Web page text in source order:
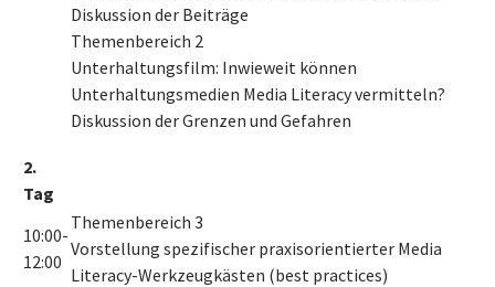
Diskussion der Beiträge
Themenbereich 2
Unterhaltungsfilm: Inwieweit können
Unterhaltungsmedien Media Literacy vermitteln?
Diskussion der Grenzen und Gefahren
2.
Tag
10:00-
12:00
Themenbereich 3
Vorstellung spezifischer praxisorientierter Media
Literacy-Werkzeugkästen (best practices)